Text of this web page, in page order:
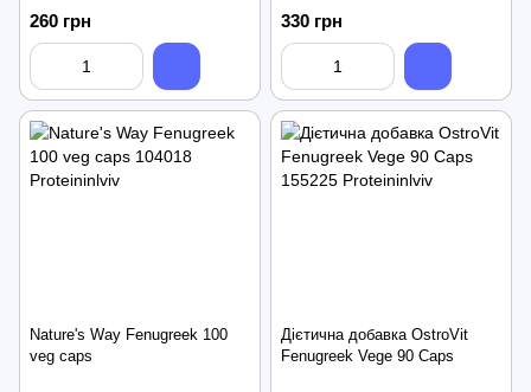
260 грн 330 грн
Nature's Way Fenugreek 100
veg caps
Дієтична добавка OstroVit
Fenugreek Vege 90 Caps